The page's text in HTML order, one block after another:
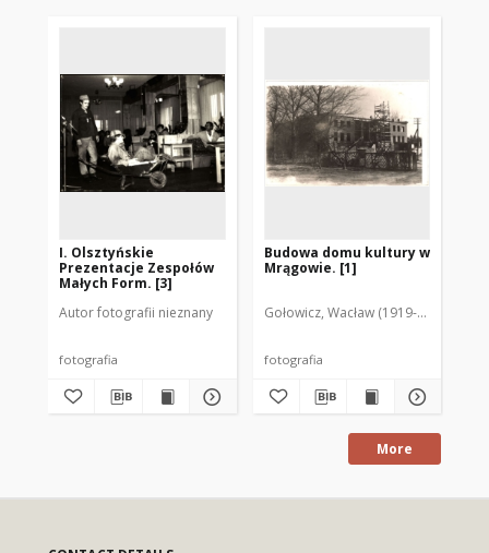
I. Olsztyńskie
Prezentacje Zespołów
Małych Form. [3]
Autor fotografii nieznany
fotografia
Budowa domu kultury w
Mrągowie. [1]
Gołowicz, Wacław (1919-1983). Fot.
fotografia
More